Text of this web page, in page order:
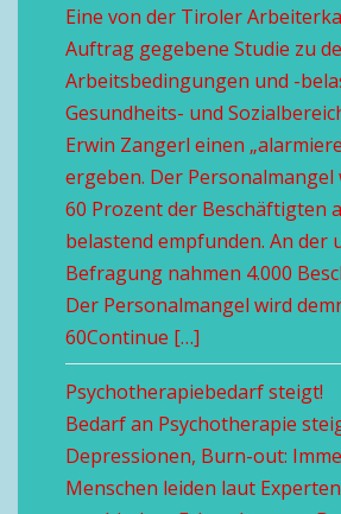
Eine von der Tiroler
Auftrag gegebene Studie zu
Arbeitsbedingungen und -
Gesundheits- und
Erwin Zangerl einen
ergeben. Der
60 Prozent der Beschäftigten
belastend empfunden. An der
Befragung nahmen 4.000
Der Personalmangel wird
60Continue […]
Psychotherapiebedarf steigt!
Bedarf an Psychotherapie
Depressionen, Burn-out:
Menschen leiden laut